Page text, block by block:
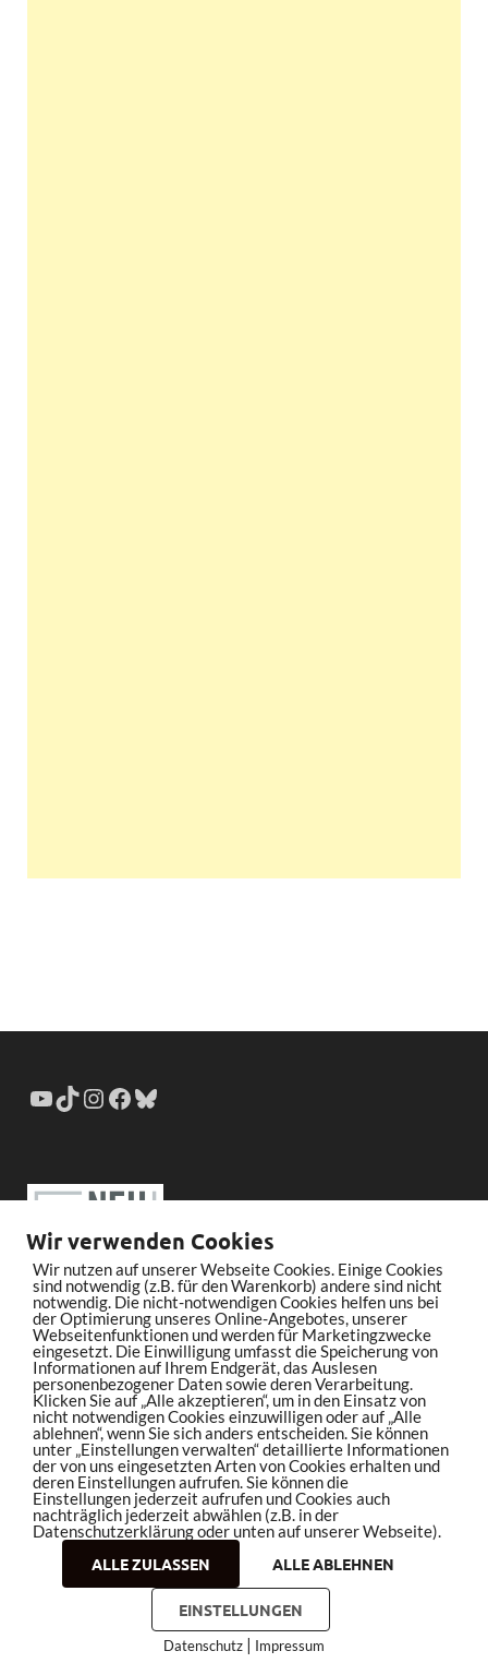
Copyright © 2026bleistiftrocker.de
Impressum
Wir verwenden Cookies
Wir nutzen auf unserer Webseite Cookies. Einige Cookies
sind notwendig (z.B. für den Warenkorb) andere sind nicht
notwendig. Die nicht-notwendigen Cookies helfen uns bei
der Optimierung unseres Online-Angebotes, unserer
Webseitenfunktionen und werden für Marketingzwecke
eingesetzt. Die Einwilligung umfasst die Speicherung von
Informationen auf Ihrem Endgerät, das Auslesen
personenbezogener Daten sowie deren Verarbeitung.
Klicken Sie auf „Alle akzeptieren“, um in den Einsatz von
nicht notwendigen Cookies einzuwilligen oder auf „Alle
ablehnen“, wenn Sie sich anders entscheiden. Sie können
unter „Einstellungen verwalten“ detaillierte Informationen
der von uns eingesetzten Arten von Cookies erhalten und
deren Einstellungen aufrufen. Sie können die
Einstellungen jederzeit aufrufen und Cookies auch
nachträglich jederzeit abwählen (z.B. in der
Datenschutzerklärung oder unten auf unserer Webseite).
ALLE ZULASSEN
ALLE ABLEHNEN
EINSTELLUNGEN
Datenschutz | Impressum